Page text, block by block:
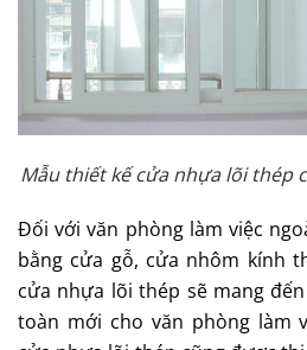
Mẫu thiết kế cửa nhựa lõi thép
Đối với văn phòng làm việc
bằng cửa gỗ, cửa nhôm kính
cửa nhựa lõi thép sẽ mang
toàn mới cho văn phòng làm